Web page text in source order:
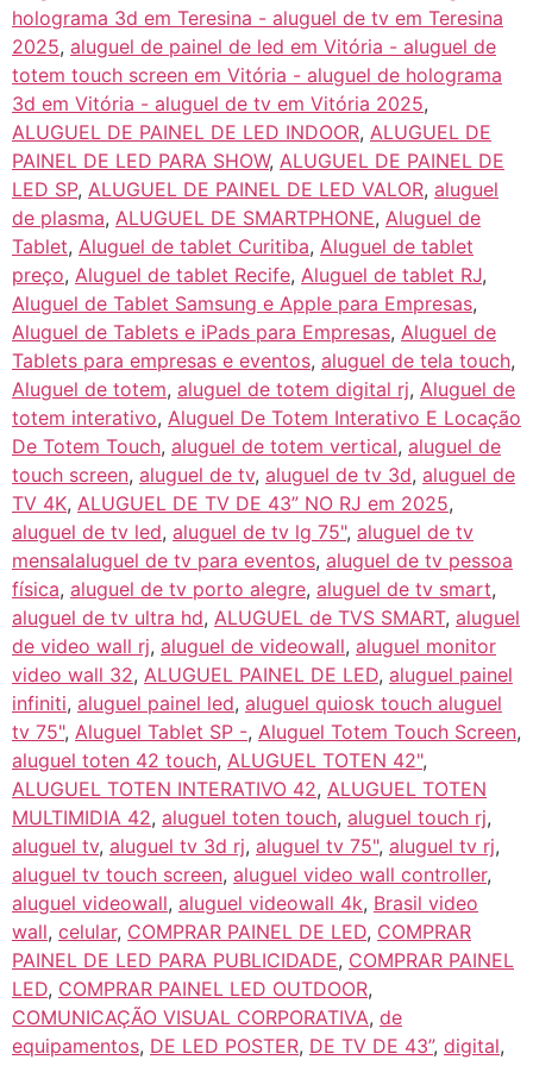
holograma 3d em Teresina - aluguel de tv em Teresina
2025, aluguel de painel de led em Vitória - aluguel de
totem touch screen em Vitória - aluguel de holograma
3d em Vitória - aluguel de tv em Vitória 2025,
ALUGUEL DE PAINEL DE LED INDOOR, ALUGUEL DE
PAINEL DE LED PARA SHOW, ALUGUEL DE PAINEL DE
LED SP, ALUGUEL DE PAINEL DE LED VALOR, aluguel
de plasma, ALUGUEL DE SMARTPHONE, Aluguel de
Tablet, Aluguel de tablet Curitiba, Aluguel de tablet
preço, Aluguel de tablet Recife, Aluguel de tablet RJ,
Aluguel de Tablet Samsung e Apple para Empresas,
Aluguel de Tablets e iPads para Empresas, Aluguel de
Tablets para empresas e eventos, aluguel de tela touch,
Aluguel de totem, aluguel de totem digital rj, Aluguel de
totem interativo, Aluguel De Totem Interativo E Locação
De Totem Touch, aluguel de totem vertical, aluguel de
touch screen, aluguel de tv, aluguel de tv 3d, aluguel de
TV 4K, ALUGUEL DE TV DE 43” NO RJ em 2025,
aluguel de tv led, aluguel de tv lg 75", aluguel de tv
mensalaluguel de tv para eventos, aluguel de tv pessoa
física, aluguel de tv porto alegre, aluguel de tv smart,
aluguel de tv ultra hd, ALUGUEL de TVS SMART, aluguel
de video wall rj, aluguel de videowall, aluguel monitor
video wall 32, ALUGUEL PAINEL DE LED, aluguel painel
infiniti, aluguel painel led, aluguel quiosk touch aluguel
tv 75", Aluguel Tablet SP -, Aluguel Totem Touch Screen,
aluguel toten 42 touch, ALUGUEL TOTEN 42",
ALUGUEL TOTEN INTERATIVO 42, ALUGUEL TOTEN
MULTIMIDIA 42, aluguel toten touch, aluguel touch rj,
aluguel tv, aluguel tv 3d rj, aluguel tv 75", aluguel tv rj,
aluguel tv touch screen, aluguel video wall controller,
aluguel videowall, aluguel videowall 4k, Brasil video
wall, celular, COMPRAR PAINEL DE LED, COMPRAR
PAINEL DE LED PARA PUBLICIDADE, COMPRAR PAINEL
LED, COMPRAR PAINEL LED OUTDOOR,
COMUNICAÇÃO VISUAL CORPORATIVA, de
equipamentos, DE LED POSTER, DE TV DE 43”, digital,